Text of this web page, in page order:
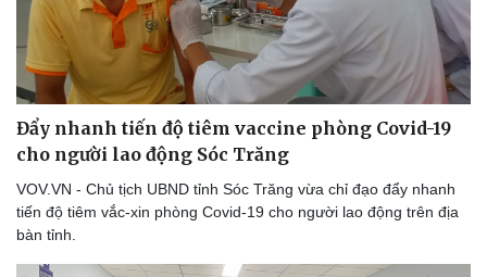
Đẩy nhanh tiến độ tiêm vaccine phòng Covid-19
cho người lao động Sóc Trăng
VOV.VN - Chủ tịch UBND tỉnh Sóc Trăng vừa chỉ đạo đẩy nhanh
tiến độ tiêm vắc-xin phòng Covid-19 cho người lao động trên địa
bàn tỉnh.